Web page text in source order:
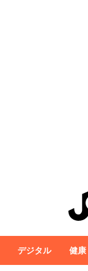
デジタル 健康